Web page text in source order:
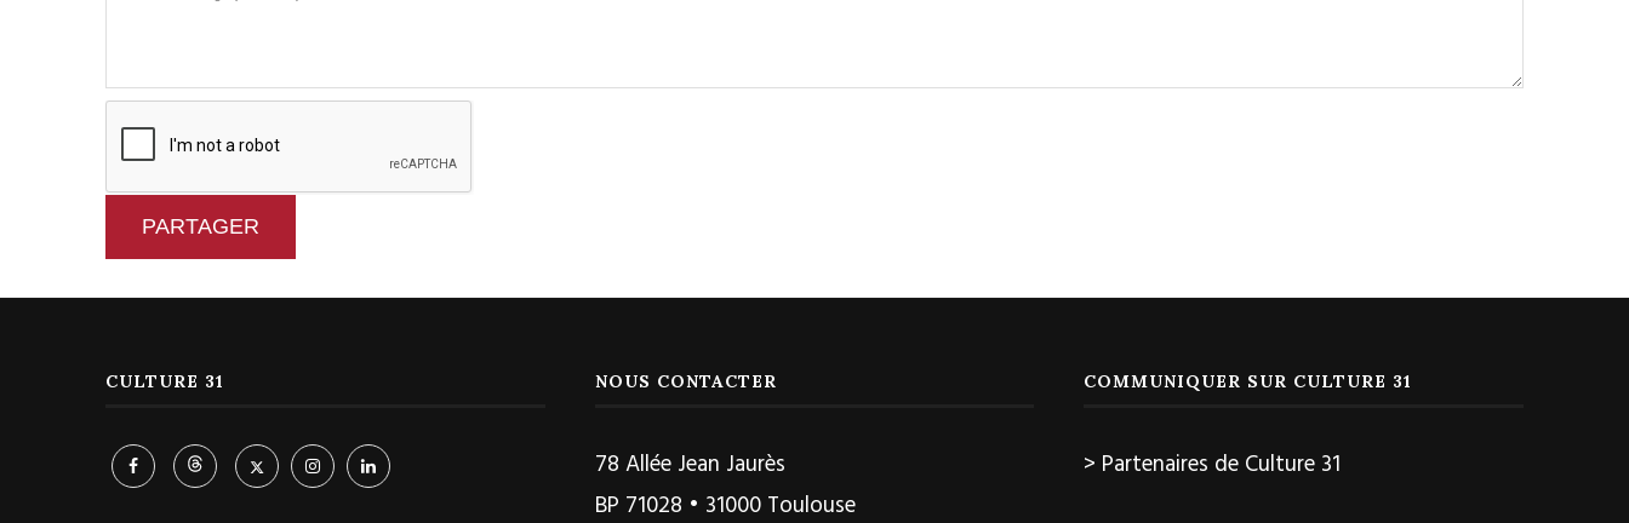
PARTAGER
CULTURE 31 NOUS CONTACTER
78 Allée Jean Jaurès
BP 71028 • 31000 Toulouse
COMMUNIQUER SUR CULTURE 31
> Partenaires de Culture 31